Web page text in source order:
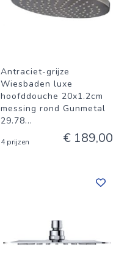
Antraciet-grijze
Wiesbaden luxe
hoofddouche 20x1.2cm
messing rond Gunmetal
29.78...
4 prijzen € 189,00